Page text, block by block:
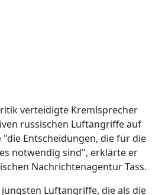
verteidigte Kremlsprecher
russischen Luftangriffe auf
"die Entscheidungen, die für die
notwendig sind", erklärte er
Nachrichtenagentur Tass.
Luftangriffe, die als die